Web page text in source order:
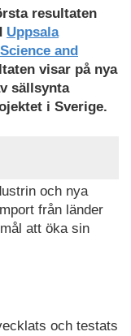
resultaten
Uppsala
and
visar på nya
sällsynta
i Sverige.
och nya
från länder
att öka sin
och testats